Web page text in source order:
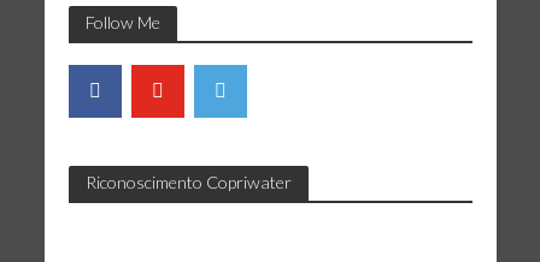
Follow Me
Riconoscimento Copriwater